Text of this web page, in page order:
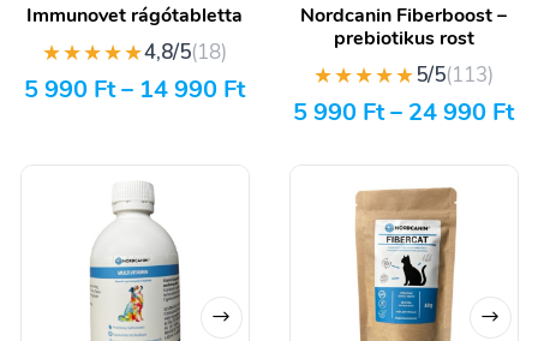
Immunovet rágótabletta
★★★★★4,8/5(18)
5 990 Ft– 14 990 Ft
Nordcanin Fiberboost –
prebiotikus rost
★★★★★5/5(113)
5 990 Ft– 24 990 Ft